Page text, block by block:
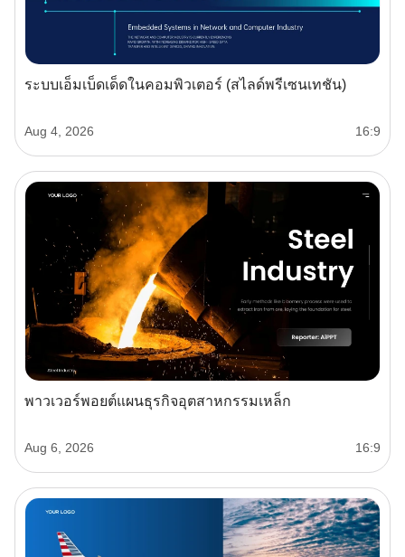
ระบบเอ็มเบ็ดเด็ดในคอมพิวเตอร์ (สไลด์พรีเซนเทชัน)
Aug 4, 2026 16:9
พาวเวอร์พอยต์แผนธุรกิจอุตสาหกรรมเหล็ก
Aug 6, 2026 16:9